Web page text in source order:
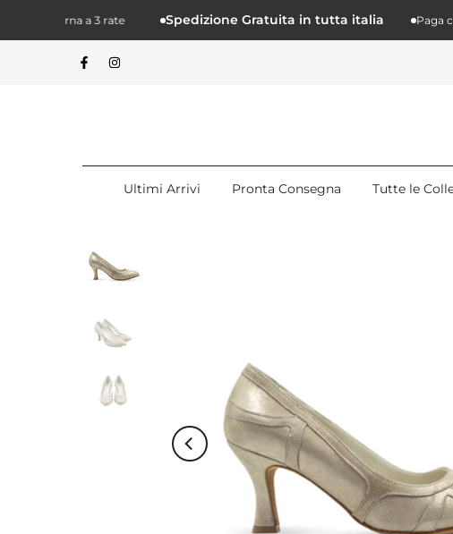
alcontenuto
Klarna a 3 rate Spedizione Gratuita in tutta italia Paga
Ultimi Arrivi Pronta Consegna Tutte le